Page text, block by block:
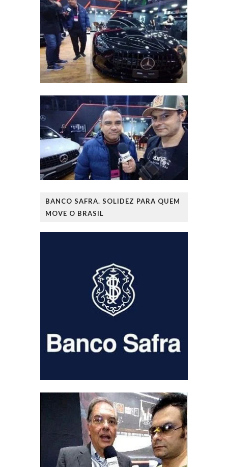
BANCO SAFRA. SOLIDEZ PARA QUEM
MOVE O BRASIL